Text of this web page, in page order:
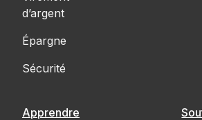
d’argent
Épargne
Sécurité
Apprendre